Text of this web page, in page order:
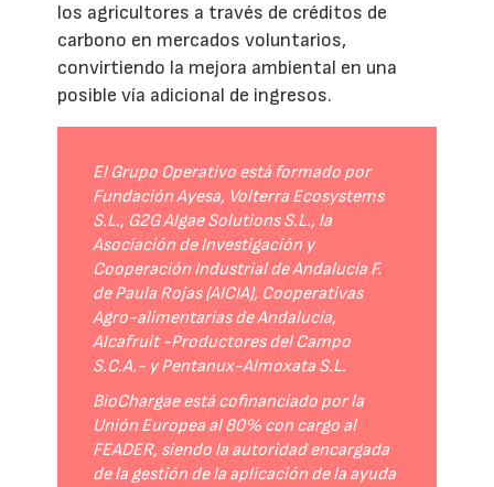
los agricultores a través de créditos de
carbono en mercados voluntarios,
convirtiendo la mejora ambiental en una
posible vía adicional de ingresos.
El Grupo Operativo está formado por
Fundación Ayesa, Volterra Ecosystems
S.L., G2G Algae Solutions S.L., la
Asociación de Investigación y
Cooperación Industrial de Andalucía F.
de Paula Rojas (AICIA), Cooperativas
Agro-alimentarias de Andalucía,
Alcafruit -Productores del Campo
S.C.A.- y Pentanux-Almoxata S.L.
BioChargae está cofinanciado por la
Unión Europea al 80% con cargo al
FEADER, siendo la autoridad encargada
de la gestión de la aplicación de la ayuda